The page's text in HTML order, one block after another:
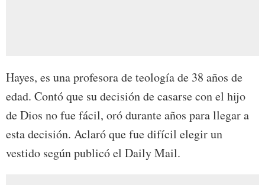
Hayes, es una profesora de teología de 38 años de
edad. Contó que su decisión de casarse con el hijo
de Dios no fue fácil, oró durante años para llegar a
esta decisión. Aclaró que fue difícil elegir un
vestido según publicó el Daily Mail.